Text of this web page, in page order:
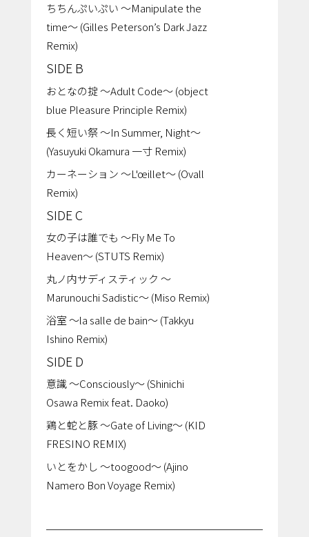
ちちんぷいぷい ～Manipulate the
time～ (Gilles Peterson’s Dark Jazz
Remix)
SIDE B
おとなの掟 ～Adult Code～ (object
blue Pleasure Principle Remix)
長く短い祭 ～In Summer, Night～
(Yasuyuki Okamura 一寸 Remix)
カーネーション ～L'œillet～ (Ovall
Remix)
SIDE C
女の子は誰でも ～Fly Me To
Heaven～ (STUTS Remix)
丸ノ内サディスティック ～
Marunouchi Sadistic～ (Miso Remix)
浴室 ～la salle de bain～ (Takkyu
Ishino Remix)
SIDE D
意識 ～Consciously～ (Shinichi
Osawa Remix feat. Daoko)
鶏と蛇と豚 ～Gate of Living～ (KID
FRESINO REMIX)
いとをかし ～toogood～ (Ajino
Namero Bon Voyage Remix)